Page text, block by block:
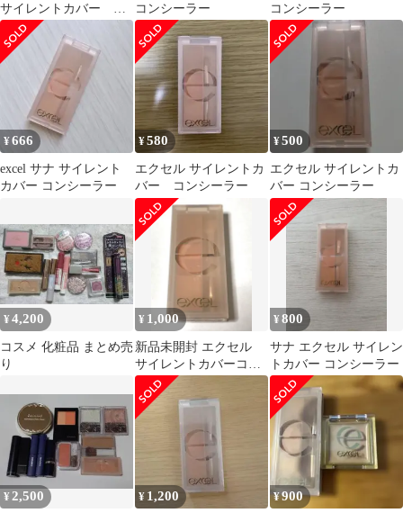
サイレントカバー コ
ンシーラー 3色入り
コンシーラー
コンシーラー
¥666
excel サナ サイレント
カバー コンシーラー
¥580
エクセル サイレントカ
バー コンシーラー
¥500
エクセル サイレントカ
バー コンシーラー
¥4,200
コスメ 化粧品 まとめ売
り
¥ 1,000
新品未開封 エクセル
サイレントカバーコン
シーラー
¥800
サナ エクセル サイレン
トカバー コンシーラー
¥ 2,500 ¥ 1,200 ¥900